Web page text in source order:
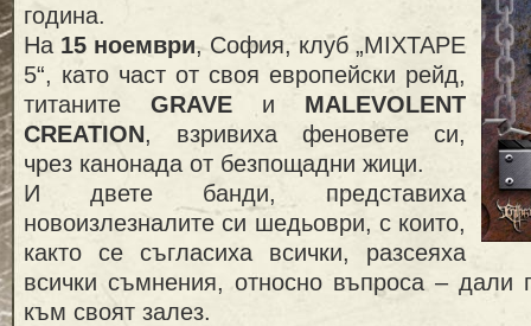
година.
На 15 ноември, София, клуб „MIXTAPE
5“, като част от своя европейски рейд,
титаните GRAVE и MALEVOLENT
CREATION, взривиха феновете си,
чрез канонада от безпощадни жици.
И двете банди, представиха
новоизлезналите си шедьоври, с които,
както се съгласиха всички, разсеяха
всички съмнения, относно въпроса – дали
към своят залез.